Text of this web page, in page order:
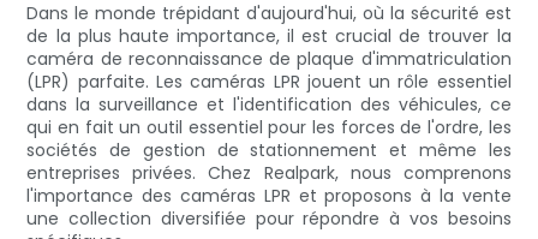
Dans le monde trépidant d'aujourd'hui, où la sécurité est
de la plus haute importance, il est crucial de trouver la
caméra de reconnaissance de plaque d'immatriculation
(LPR) parfaite. Les caméras LPR jouent un rôle essentiel
dans la surveillance et l'identification des véhicules, ce
qui en fait un outil essentiel pour les forces de l'ordre, les
sociétés de gestion de stationnement et même les
entreprises privées. Chez Realpark, nous comprenons
l'importance des caméras LPR et proposons à la vente
une collection diversifiée pour répondre à vos besoins